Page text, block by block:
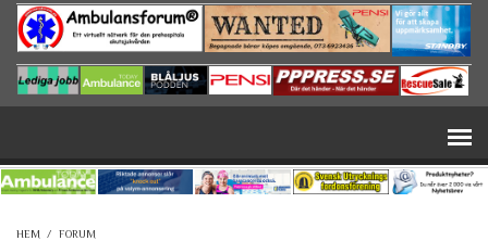
Hoppa till huvudinnehåll
HEM / FORUM